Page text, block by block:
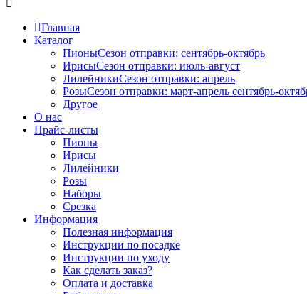
Главная
Каталог
ПионыСезон отправки: сентябрь-октябрь
ИрисыСезон отправки: июль-август
ЛилейникиСезон отправки: апрель
РозыСезон отправки: март-апрель сентябрь-
Другое
О нас
Прайс-листы
Пионы
Ирисы
Лилейники
Розы
Наборы
Срезка
Информация
Полезная информация
Инструкции по посадке
Инструкции по уходу
Как сделать заказ?
Оплата и доставка